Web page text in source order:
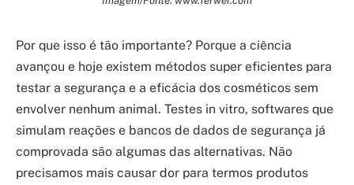
Por que isso é tão importante? Porque a ciência
avançou e hoje existem métodos super eficientes para
testar a segurança e a eficácia dos cosméticos sem
envolver nenhum animal. Testes in vitro, softwares que
simulam reações e bancos de dados de segurança já
comprovada são algumas das alternativas. Não
precisamos mais causar dor para termos produtos